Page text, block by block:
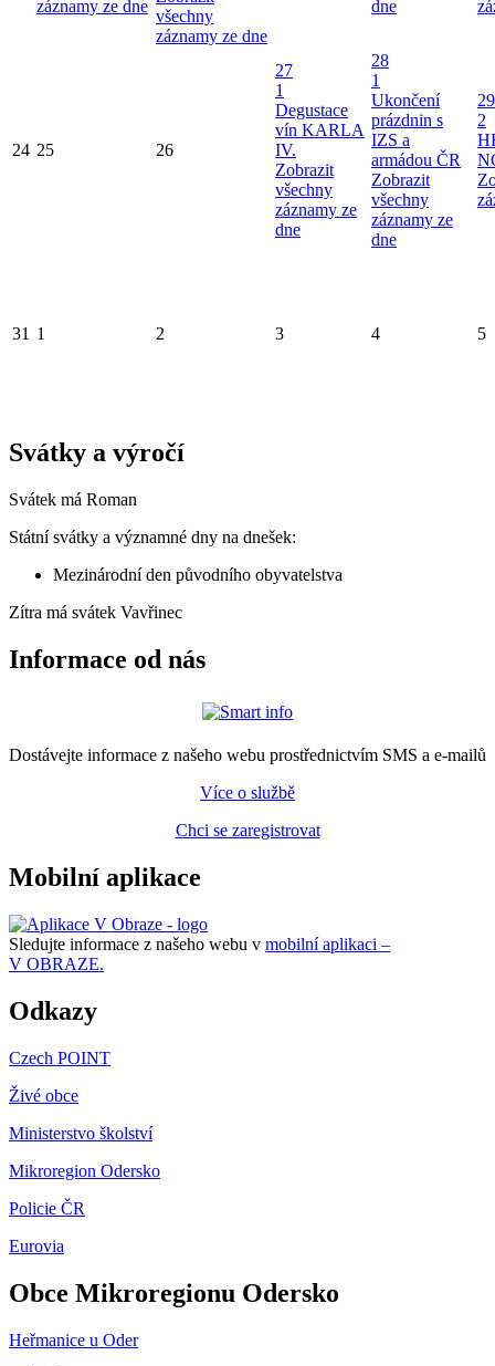
záznamy ze dne
všechny
záznamy ze dne
dne
24 25 26
27
1
Degustace
vín KARLA
IV.
Zobrazit
všechny
záznamy ze
dne
28
1
Ukončení
prázdnin s
IZS a
armádou ČR
Zobrazit
všechny
záznamy ze
dne
29
2
31 1 2 3 4 5
Svátky a výročí
Svátek má Roman
Státní svátky a významné dny na dnešek:
Mezinárodní den původního obyvatelstva
Zítra má svátek Vavřinec
Informace od nás
Dostávejte informace z našeho webu prostřednictvím SMS a e-mailů
Více o službě
Chci se zaregistrovat
Mobilní aplikace
Sledujte informace z našeho webu v mobilní aplikaci –
V OBRAZE.
Odkazy
Czech POINT
Živé obce
Ministerstvo školství
Mikroregion Odersko
Policie ČR
Eurovia
Obce Mikroregionu Odersko
Heřmanice u Oder